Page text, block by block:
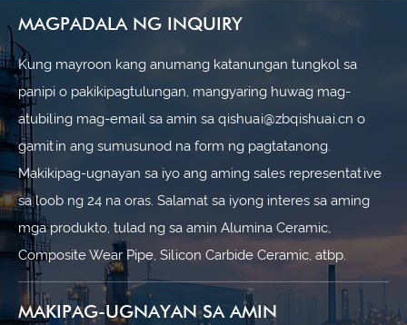
MAGPADALA NG INQUIRY
Kung mayroon kang anumang katanungan tungkol sa
panipi o pakikipagtulungan, mangyaring huwag mag-
atubiling mag-email sa amin sa qishuai@zbqishuai.cn o
gamitin ang sumusunod na form ng pagtatanong.
Makikipag-ugnayan sa iyo ang aming sales representative
sa loob ng 24 na oras. Salamat sa iyong interes sa aming
mga produkto, tulad ng sa amin Alumina Ceramic,
Composite Wear Pipe, Silicon Carbide Ceramic, atbp.
MAKIPAG-UGNAYAN SA AMIN